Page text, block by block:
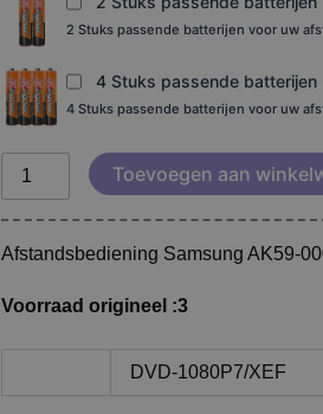
2 Stuks passende batterijen voor uw
4 Stuks passende batterijen
4 Stuks passende batterijen voor uw
Toevoegen aan
Afstandsbediening Samsung AK59-
Voorraad origineel :3
DVD-1080P7/XEF